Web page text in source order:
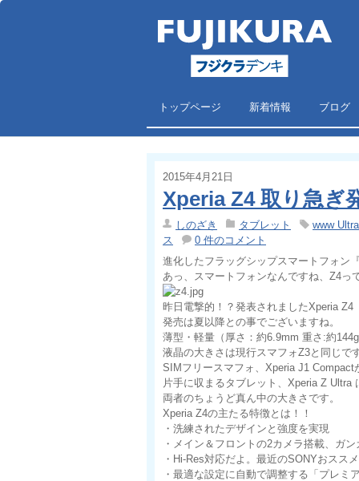
トップページ 新着情報 ブログ
2015年4月21日
Xperia Z4 取り急ぎ
しのざき タブレット
www
ス
0 件のコメント
進化したフラッグシップスマートフォ
あっ、スマートフォンなんですね、Z4っ
昨日電撃的！？発表されましたXperia Z4
発売は夏以降との事でございますね。
薄型・軽量（厚さ：約6.9mm 重さ:約
液晶の大きさは現行スマフォZ3と同じで
SIMフリースマフォ、Xperia J1 Compact
片手に収まるタブレット、Xperia Z Ultra
両者のちょうど真ん中の大きさです。
Xperia Z4の主たる特徴とは！！
・洗練されたデザインと強度を実現
・メイン＆フロントの2カメラ搭載、ガ
・Hi-Res対応だよ。最近のSONYおスス
・最適な設定に自動で調整する「プレミ